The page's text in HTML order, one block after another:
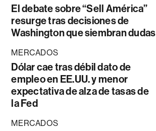
El debate sobre “Sell América”
resurge tras decisiones de
Washington que siembran dudas
MERCADOS
Dólar cae tras débil dato de
empleo en EE.UU. y menor
expectativa de alza de tasas de
la Fed
MERCADOS